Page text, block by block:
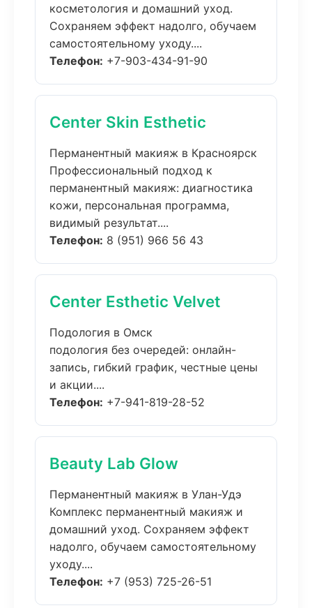
косметология и домашний уход.
Сохраняем эффект надолго, обучаем
самостоятельному уходу....
Телефон: +7-903-434-91-90
Center Skin Esthetic
Перманентный макияж в Красноярск
Профессиональный подход к
перманентный макияж: диагностика
кожи, персональная программа,
видимый результат....
Телефон: 8 (951) 966 56 43
Center Esthetic Velvet
Подология в Омск
подология без очередей: онлайн-
запись, гибкий график, честные цены
и акции....
Телефон: +7-941-819-28-52
Beauty Lab Glow
Перманентный макияж в Улан-Удэ
Комплекс перманентный макияж и
домашний уход. Сохраняем эффект
надолго, обучаем самостоятельному
уходу....
Телефон: +7 (953) 725-26-51